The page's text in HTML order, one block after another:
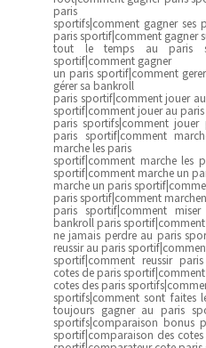
paris
sportifs|comment gagner ses
paris sportif|comment gagner
tout le temps au paris
sportif|comment gagner
un paris sportif|comment
gérer sa bankroll
paris sportif|comment jouer
sportif|comment jouer au
paris sportifs|comment
paris sportif|comment
marche les paris
sportif|comment marche les
sportif|comment marche un
marche un paris
paris sportif|comment
paris sportif|comment
bankroll paris sportif|comment
ne jamais perdre au paris
reussir au paris
sportif|comment reussir
cotes de paris
cotes des paris
sportifs|comment sont faites
toujours gagner au paris
sportifs|comparaison bonus
sportif|comparaison des